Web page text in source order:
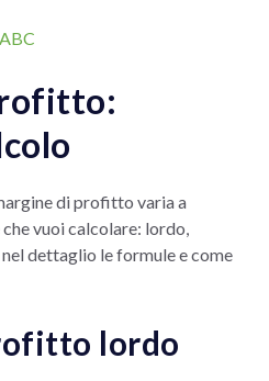
di profitto varia a
vuoi calcolare: lordo,
dettaglio le formule e come
lordo